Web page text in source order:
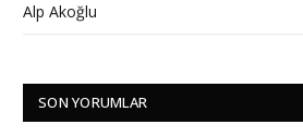
Alp Akoğlu
SON YORUMLAR